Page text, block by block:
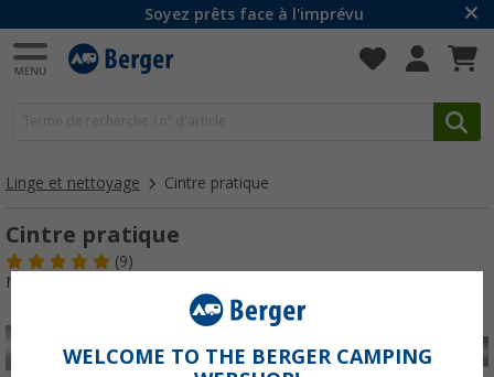
Soyez prêts face à l'imprévu
Linge et nettoyage Cintre pratique
Cintre pratique
(9)
N° d'art : 422260
WELCOME TO THE BERGER CAMPING